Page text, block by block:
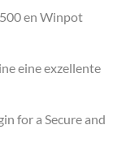
en Winpot
eine exzellente
for a Secure and